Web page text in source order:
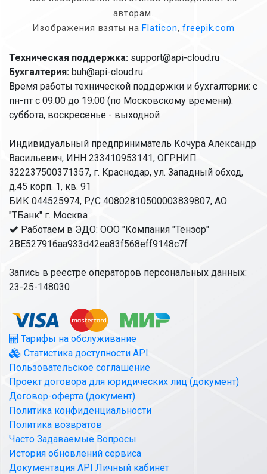
авторам.
Изображения взяты наFlaticon,freepik.com
Техническая поддержка: support@api-cloud.ru
Бухгалтерия: buh@api-cloud.ru
Время работы технической поддержки и бухгалтерии: с
пн-пт с 09:00 до 19:00 (по Московскому времени).
суббота, воскресенье - выходной
Индивидуальный предприниматель Кочура Александр
Васильевич, ИНН 233410953141, ОГРНИП
322237500371357, г. Краснодар, ул. Западный обход,
д.45 корп. 1, кв. 91
БИК 044525974, Р/С 40802810500003839807, АО
"ТБанк" г. Москва
Работаем в ЭДО: ООО "Компания "Тензор"
2BE527916aa933d42ea83f568eff9148c7f
Запись в реестре операторов персональных данных:
23-25-148030
Тарифы на обслуживание
Статистика доступности API
Пользовательское соглашение
Проект договора для юридических лиц (документ)
Договор-оферта (документ)
Политика конфиденциальности
Политика возвратов
Часто Задаваемые Вопросы
История обновлений сервиса
Документация API Личный кабинет